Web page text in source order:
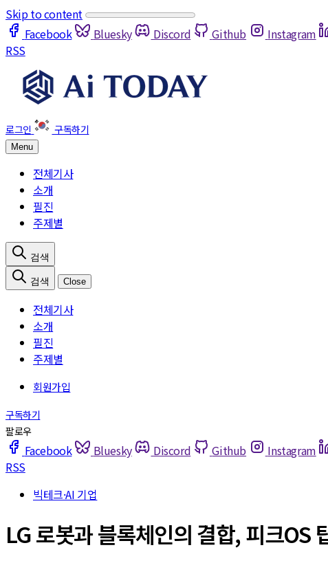
Skip to content
Facebook
Bluesky Discord Github Instagram
RSS
Menu
전체기사
소개
필진
주제별
Close
전체기사
소개
필진
주제별
Facebook Bluesky Discord Github Instagram
RSS
빅테크·AI 기업
LG 로봇과 블록체인의 결합, 피크OS